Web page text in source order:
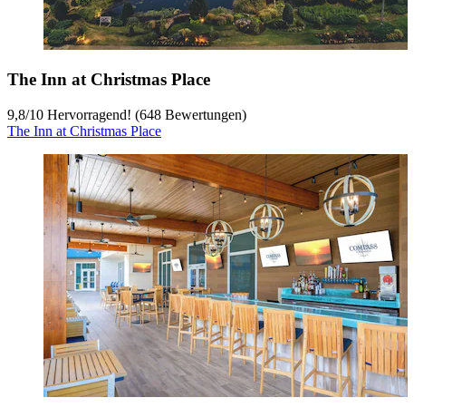
The Inn at Christmas Place
9,8/10 Hervorragend! (648 Bewertungen)
The Inn at Christmas Place